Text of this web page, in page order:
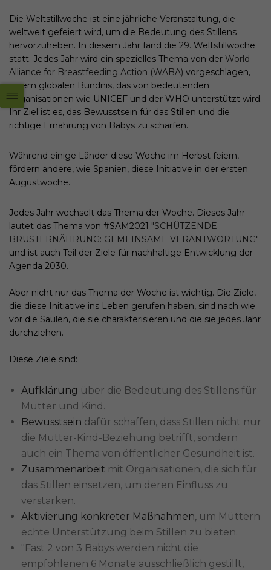
Die Weltstillwoche ist eine jährliche Veranstaltung, die
weltweit gefeiert wird, um die Bedeutung des Stillens
hervorzuheben. In diesem Jahr fand die 29. Weltstillwoche
statt. Jedes Jahr wird ein spezielles Thema von der World
Alliance for Breastfeeding Action (WABA) vorgeschlagen,
einem globalen Bündnis, das von bedeutenden
Organisationen wie UNICEF und der WHO unterstützt wird.
Ihr Ziel ist es, das Bewusstsein für das Stillen und die
richtige Ernährung von Babys zu schärfen.
Während einige Länder diese Woche im Herbst feiern,
fördern andere, wie Spanien, diese Initiative in der ersten
Augustwoche.
Jedes Jahr wechselt das Thema der Woche. Dieses Jahr
lautet das Thema von #SAM2021 "SCHÜTZENDE
BRUSTERNÄHRUNG: GEMEINSAME VERANTWORTUNG"
und ist auch Teil der Ziele für nachhaltige Entwicklung der
Agenda 2030.
Aber nicht nur das Thema der Woche ist wichtig. Die Ziele,
die diese Initiative ins Leben gerufen haben, sind nach wie
vor die Säulen, die sie charakterisieren und die sie jedes Jahr
durchziehen.
Diese Ziele sind:
Aufklärung über die Bedeutung des Stillens für
Mutter und Kind.
Bewusstsein dafür schaffen, dass Stillen nicht nur
die Mutter-Kind-Beziehung betrifft, sondern
auch ein Thema von öffentlicher Gesundheit ist.
Zusammenarbeit mit Organisationen, die sich für
das Stillen einsetzen, um deren Einfluss zu
verstärken.
Aktivierung konkreter Maßnahmen, um Müttern
echte Unterstützung beim Stillen zu bieten.
"Fast 2 von 3 Babys werden nicht die
empfohlenen 6 Monate ausschließlich gestillt,